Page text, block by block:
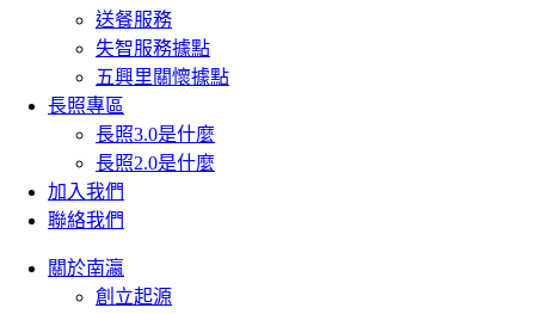
送餐服務
失智服務據點
五興里關懷據點
長照專區
長照3.0是什麼
長照2.0是什麼
加入我們
聯絡我們
關於南瀛
創立起源